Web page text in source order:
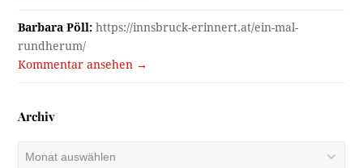
Barbara Pöll: https://innsbruck-erinnert.at/ein-mal-
rundherum/
Kommentar ansehen →
Archiv